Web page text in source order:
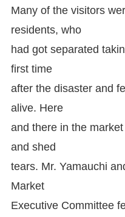
Many of the visitors
residents, who
had got separated
first time
after the disaster and
alive. Here
and there in the
and shed
tears. Mr. Yamauchi
Market
Executive Committee